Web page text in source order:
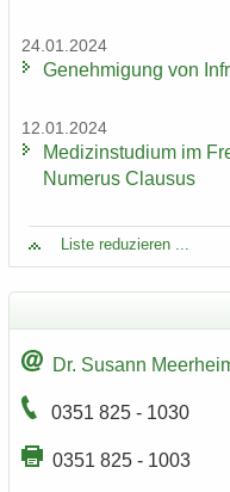
24.01.2024
Ge­neh­mi­gung von
12.01.2024
Me­di­zin­stu­di­um im
Nu­me­rus Clau­sus
Liste re­du­zie­ren ...
Dr. Su­sann
0351 825 - 1030
0351 825 - 1003